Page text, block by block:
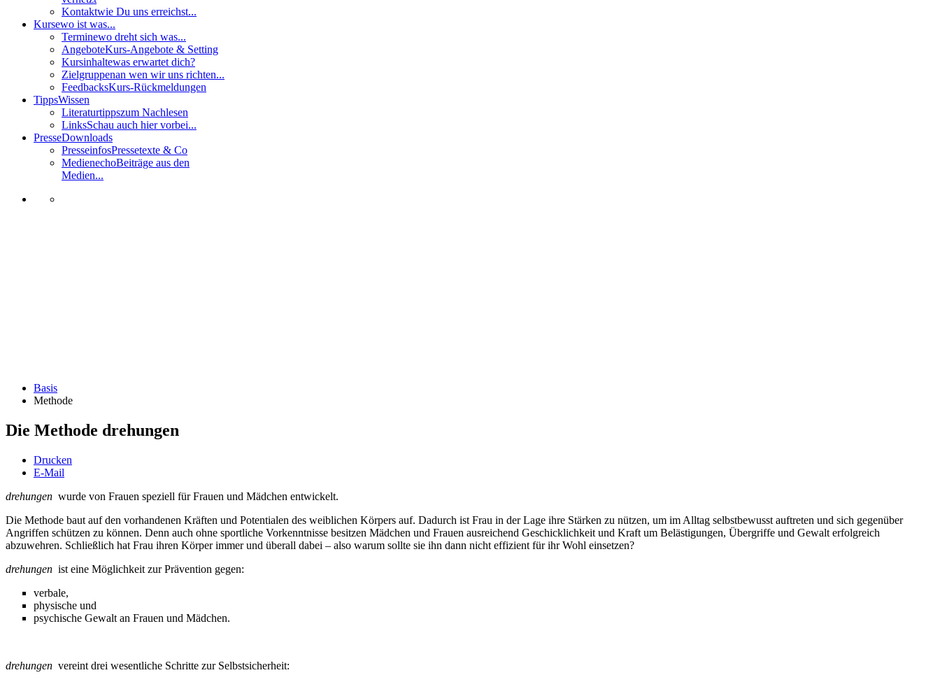
Kontaktwie Du uns erreichst...
Kursewo ist was...
Terminewo dreht sich was...
AngeboteKurs-Angebote & Setting
Kursinhaltewas erwartet dich?
Zielgruppenan wen wir uns richten...
FeedbacksKurs-Rückmeldungen
TippsWissen
Literaturtippszum Nachlesen
LinksSchau auch hier vorbei...
PresseDownloads
PresseinfosPressetexte & Co
MedienechoBeiträge aus den
Medien...
Basis
Methode
Die Methode drehungen
Drucken
E-Mail
drehungen wurde von Frauen speziell für Frauen und Mädchen entwickelt.
Die Methode baut auf den vorhandenen Kräften und Potentialen des weiblichen Körpers auf. Dadurch ist Frau in der Lage ihre Stärken zu nützen, um im Alltag selbstbewusst auftreten und sich gegenüber
Angriffen schützen zu können. Denn auch ohne sportliche Vorkenntnisse besitzen Mädchen und Frauen ausreichend Geschicklichkeit und Kraft um Belästigungen, Übergriffe und Gewalt erfolgreich
abzuwehren. Schließlich hat Frau ihren Körper immer und überall dabei – also warum sollte sie ihn dann nicht effizient für ihr Wohl einsetzen?
drehungen ist eine Möglichkeit zur Prävention gegen:
verbale,
physische und
psychische Gewalt an Frauen und Mädchen.
drehungen vereint drei wesentliche Schritte zur Selbstsicherheit: